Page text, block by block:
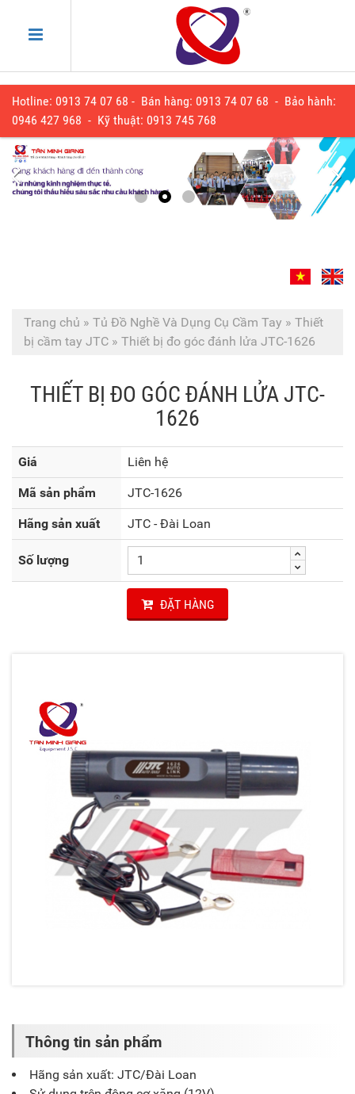
Hotline: 0913 74 07 68 - Bán hàng: 0913 74 07 68 - Bảo hành:
0946 427 968 - Kỹ thuật: 0913 745 768
Trang chủ » Tủ Đồ Nghề Và Dụng Cụ Cầm Tay » Thiết
bị cầm tay JTC » Thiết bị đo góc đánh lửa JTC-1626
THIẾT BỊ ĐO GÓC ĐÁNH LỬA JTC-
1626
Giá Liên hệ
Mã sản phẩm JTC-1626
Hãng sản xuất JTC - Đài Loan
Số lượng
ĐẶT HÀNG
Thông tin sản phẩm
Hãng sản xuất: JTC/Đài Loan